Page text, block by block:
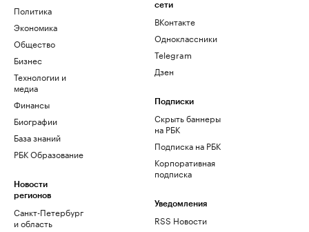
Политика
Экономика
Общество
Бизнес
Технологии и
медиа
Финансы
Биографии
База знаний
РБК Образование
Новости
регионов
Санкт-Петербург
и область
сети
ВКонтакте
Одноклассники
Telegram
Дзен
Подписки
Скрыть баннеры
на РБК
Подписка на РБК
Корпоративная
подписка
Уведомления
RSS Новости